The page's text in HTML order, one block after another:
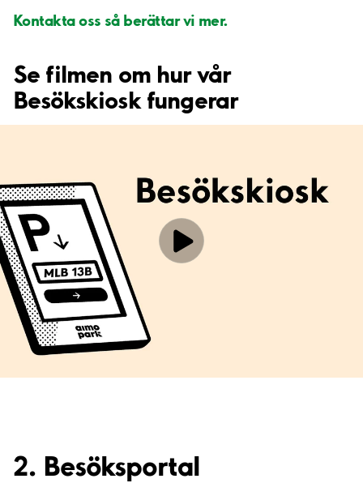
Kontakta oss så berättar vi mer.
Se filmen om hur vår
Besökskiosk fungerar
2. Besöksportal